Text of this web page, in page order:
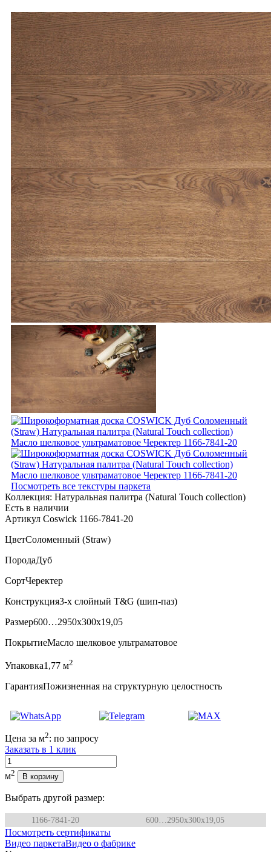
Посмотреть все текстуры паркета
Коллекция: Натуральная палитра (Natural Touch collection)
Есть в наличии
Артикул Coswick 1166-7841-20
ЦветСоломенный (Straw)
ПородаДуб
СортЧеректер
Конструкция3-х слойный T&G (шип-паз)
Размер600…2950x300x19,05
ПокрытиеМасло шелковое ультраматовое
Упаковка1,77 м2
ГарантияПожизненная на структурную целостность
Цена за м2: по запросу
Заказать в 1 клик
Количество
м2 В корзину
Выбрать другой размер:
1166-7841-20 600…2950x300x19,05
Посмотреть сертификаты
Видео паркетаВидео о фабрике